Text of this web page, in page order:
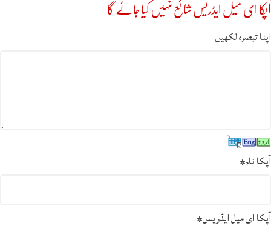
آپکا ای میل ایڈریس شائع نہیں کیا جائے گا
اپنا تبصرہ لکھیں
آپکا نام*
آپکا ای میل ایڈریس*